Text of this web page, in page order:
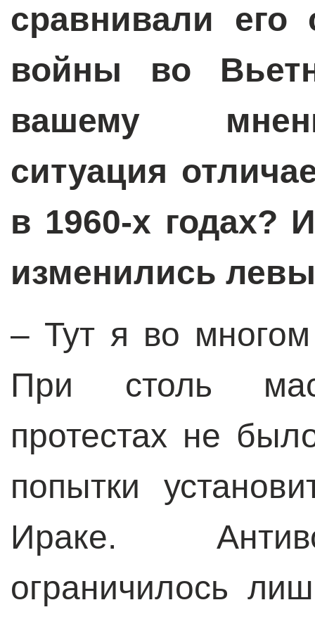
сравнивали
войны во
вашему
ситуация
в 1960-х годах?
изменились
– Тут я во
При столь
протестах не
попытки
Ираке.
ограничилось